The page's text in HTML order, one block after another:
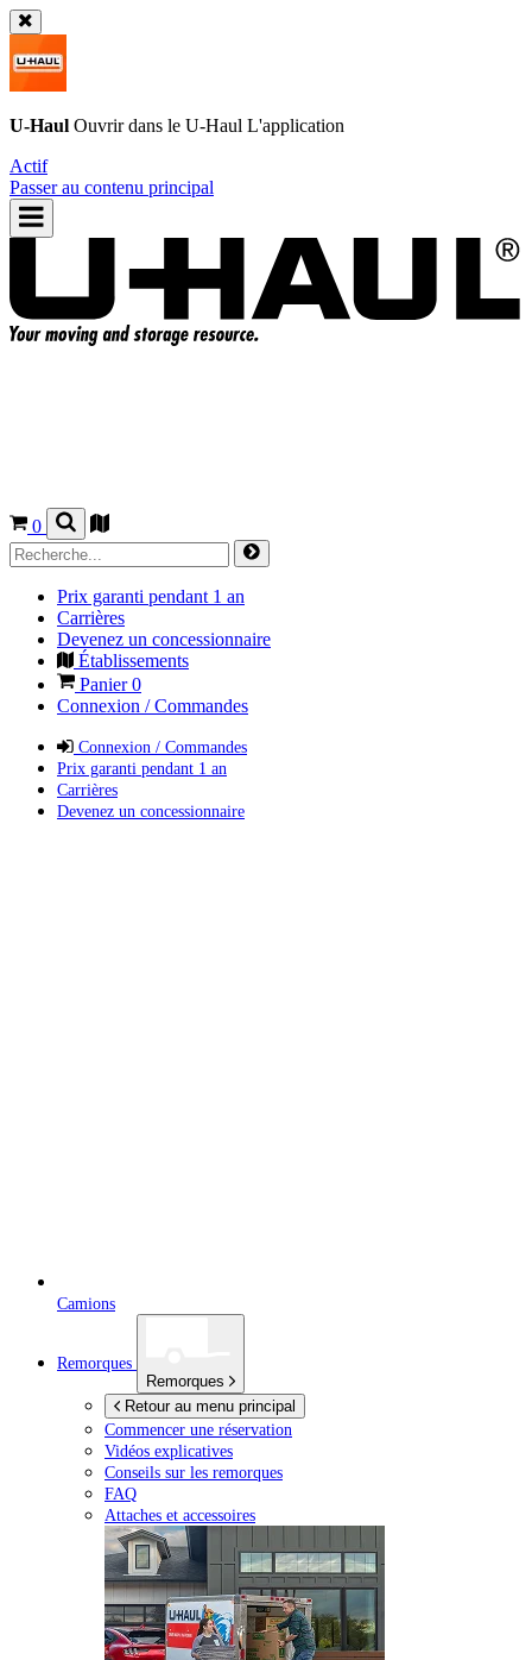
U-Haul Ouvrir dans le U-Haul L'application
Actif
Passer au contenu principal
0
Prix garanti pendant 1 an
Carrières
Devenez un concessionnaire
Établissements
Panier0
Connexion / Commandes
Connexion / Commandes
Prix garanti pendant 1 an
Carrières
Devenez un concessionnaire
Camions
Remorques
Remorques
Retour au menu principal
Commencer une réservation
Vidéos explicatives
Conseils sur les remorques
FAQ
Attaches et accessoires